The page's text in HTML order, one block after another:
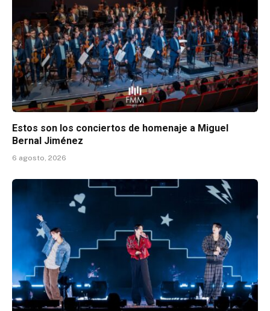
Estos son los conciertos de homenaje a Miguel
Bernal Jiménez
6 agosto, 2026